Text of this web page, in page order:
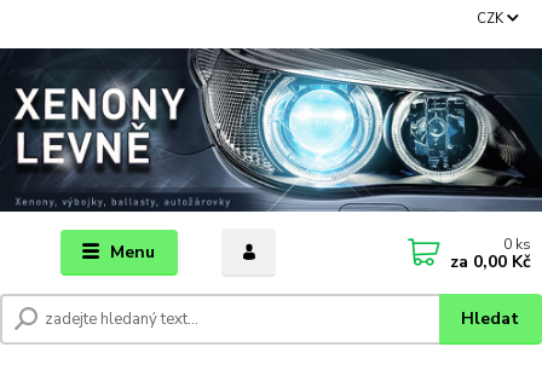
Menu
CZK
Hledat
0 ks
za 0,00 Kč